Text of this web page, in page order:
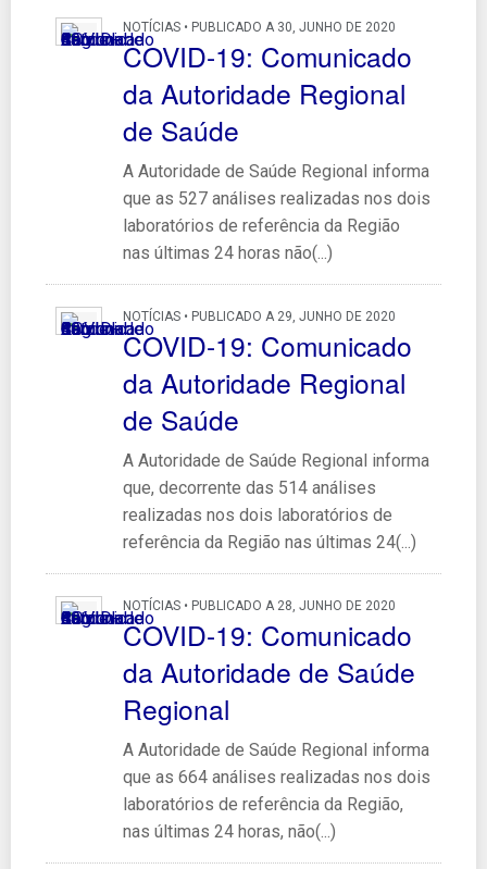
NOTÍCIAS • PUBLICADO A 30, JUNHO DE 2020
COVID-19: Comunicado
da Autoridade Regional
de Saúde
A Autoridade de Saúde Regional informa
que as 527 análises realizadas nos dois
laboratórios de referência da Região
nas últimas 24 horas não(...)
NOTÍCIAS • PUBLICADO A 29, JUNHO DE 2020
COVID-19: Comunicado
da Autoridade Regional
de Saúde
A Autoridade de Saúde Regional informa
que, decorrente das 514 análises
realizadas nos dois laboratórios de
referência da Região nas últimas 24(...)
NOTÍCIAS • PUBLICADO A 28, JUNHO DE 2020
COVID-19: Comunicado
da Autoridade de Saúde
Regional
A Autoridade de Saúde Regional informa
que as 664 análises realizadas nos dois
laboratórios de referência da Região,
nas últimas 24 horas, não(...)